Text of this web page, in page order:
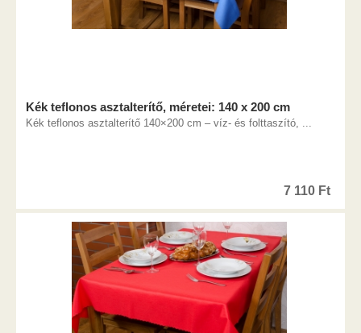
Kék teflonos asztalterítő, méretei: 140 x 200 cm
Kék teflonos asztalterítő 140×200 cm – víz- és folttaszító, ...
7 110 Ft